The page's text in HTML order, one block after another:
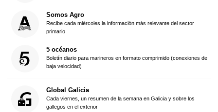
Somos Agro
Recibe cada miércoles la información más relevante del sector
primario
5 océanos
Boletín diario para marineros en formato comprimido (conexiones de
baja velocidad)
Global Galicia
Cada viernes, un resumen de la semana en Galicia y sobre los
gallegos en el exterior